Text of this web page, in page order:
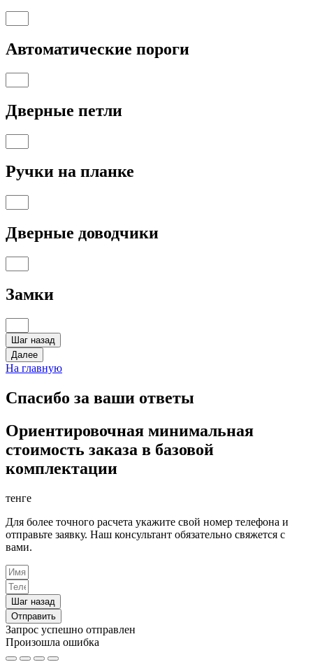
Автоматические пороги
Дверные петли
Ручки на планке
Дверные доводчики
Замки
Шаг назад
Далее
На главную
Спасибо за ваши ответы
Ориентировочная минимальная
стоимость заказа в базовой
комплектации
тенге
Для более точного расчета укажите свой номер телефона и
отправьте заявку. Наш консультант обязательно свяжется с
вами.
Шаг назад
Отправить
Запрос успешно отправлен
Произошла ошибка